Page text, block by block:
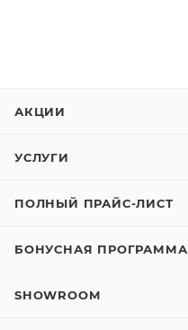
АКЦИИ
УСЛУГИ
ПОЛНЫЙ ПРАЙС-ЛИСТ
БОНУСНАЯ ПРОГРАММА
SHOWROOM